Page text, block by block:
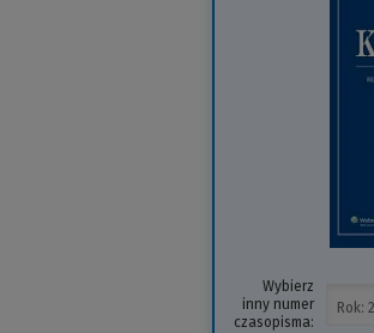
Wybierz
inny numer
czasopisma: